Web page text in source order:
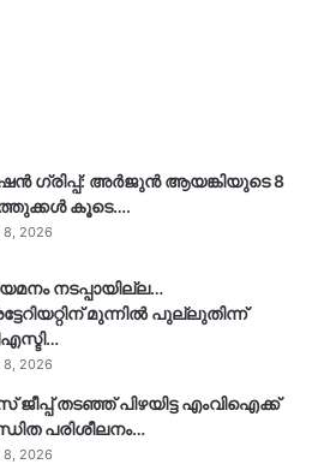
ഗ്രിപ്പ്: അർജുൻ ആയങ്കിയുടെ 8
കൂടെ….
8, 2026
നടപ്പായില്ല…
മുന്നിൽ പുല്ലുതിന്ന്
8, 2026
ജീപ്പ് തടഞ്ഞ് പിഴയിട്ട എംവിഐക്ക്
പരിശീലനം…
8, 2026